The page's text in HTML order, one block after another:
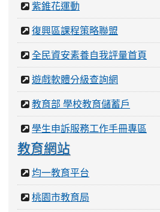
紫錐花運動
復興區課程策略聯盟
全民資安素養自我評量首頁
遊戲軟體分級查詢網
教育部 學校教育儲蓄戶
學生申訴服務工作手冊專區
教育網站
均一教育平台
桃園市教育局